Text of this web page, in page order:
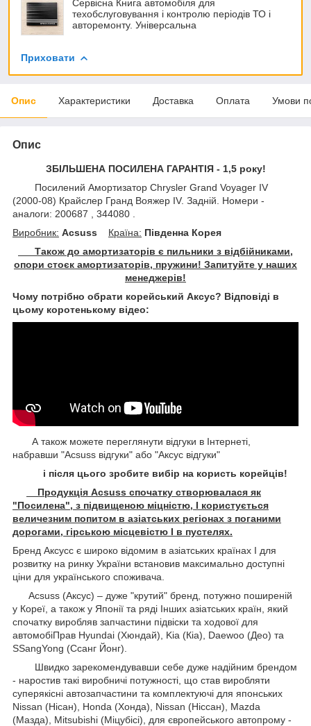
Сервісна Книга автомобіля для
техобслуговування і контролю періодів ТО і
авторемонту. Універсальна
Приховати
Опис Характеристики Доставка Оплата Умови
Опис
ЗБІЛЬШЕНА ПОСИЛЕНА ГАРАНТІЯ - 1,5 року!
Посилений Амортизатор Chrysler Grand Voyager IV
(2000-08) Крайслер Гранд Вояжер IV. Задній. Номери -
аналоги: 200687 , 344080 .
Виробник: Acsuss Крaїна: Південна Корея
Також до амортизаторів є пильники з відбійниками,
опори стоєк амортизаторів, пружини! Запитуйте у наших
менеджерів!
Чому потрібно обрати корейський Аксус? Відповіді в
цьому коротенькому відео:
А також можете переглянути відгуки в Інтернеті,
набравши "Acsuss відгуки" або "Аксус відгуки"
і після цього зробите вибір на користь корейців!
Продукція Acsuss спочатку створювалася як
"Посилена", з підвищеною міцністю, І користується
величезним попитом в азіатських регіонах з поганими
дорогами, гірською місцевістю І в пустелях.
Бренд Аксусс є широко відомим в азіатських країнах І для
розвитку на ринку України встановив максимально доступні
ціни для українського споживача.
Acsuss (Аксус) – дуже "крутий" бренд, потужно поширеній
у Кореї, а також у Японії та ряді Інших азіатських країн, який
спочатку виробляв запчастини підвіски та ходової для
автомобіПрав Hyundai (Хюндай), Kia (Кіа), Daewoo (Део) та
SSangYong (Ссанг Йонг).
Швидко зарекомендувавши себе дуже надійним брендом
- наростив такі виробничі потужності, що став виробляти
суперякісні автозапчастини та комплектуючі для японських
Nissan (Нісан), Honda (Хонда), Nissan (Ніссан), Mazda
(Мазда), Mitsubishi (Міцубісі), для європейського автопрому -